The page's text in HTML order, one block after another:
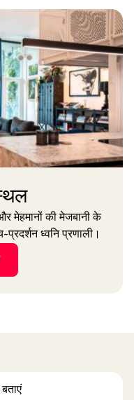
मेहमानों की मेजबानी के
ध्वनि प्रणाली।